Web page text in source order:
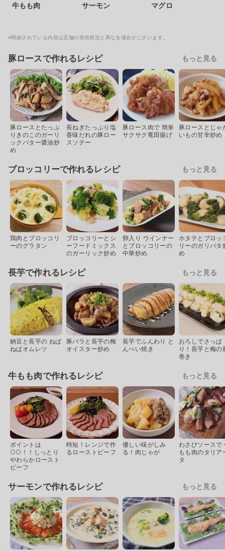
牛もも肉 サーモン マグロ
※明細されている内容は店舗の実売状況と異なる場合がございます。
豚ロースで作れるレシピ もっと見る
豚ロースとたっぷ
りきのこのガーリ
ックバター醤油炒
め
長ねぎたっぷり塩
香味だれの豚ロー
スソテー
豚ロース肉で 簡単
サクサク竜田揚げ
豚ロースとじゃ
いもの甘辛炒め
ブロッコリーで作れるレシピ もっと見る
鶏肉とブロッコリ
ーのグラタン
ブロッコリーとシ
ーフードミックス
のガーリック炒め
卵入り ウインナー
とブロッコリーの
中華炒め
ホタテとブロッ
リーのガリバタ
め
長芋で作れるレシピ もっと見る
納豆と長芋の ねば
ねばオムレツ
豚バラと長芋の梅
オイスター炒め
長芋でふんわり と
んぺい焼き
おろしでさっぱ
り！長芋と梅の
巻き
牛もも肉で作れるレシピ もっと見る
ポイントは
○○！！しっとり
やわらかロースト
ビーフ
時短！レンジで作
るローストビーフ
優しい味がしみ
る！肉じゃが
わさびソースで
もも肉のタリア
タ
サーモンで作れるレシピ もっと見る